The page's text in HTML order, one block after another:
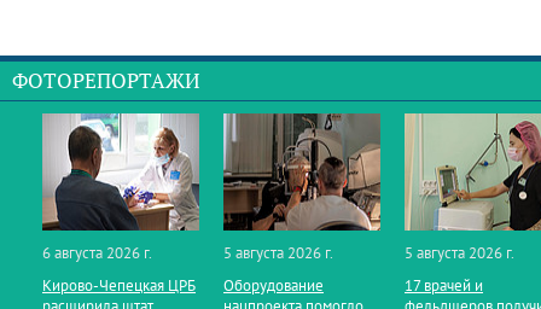
ФОТОРЕПОРТАЖИ
6 августа 2026 г.
Кирово‑Чепецкая ЦРБ
5 августа 2026 г.
Оборудование
5 августа 2026 г.
17 врачей и